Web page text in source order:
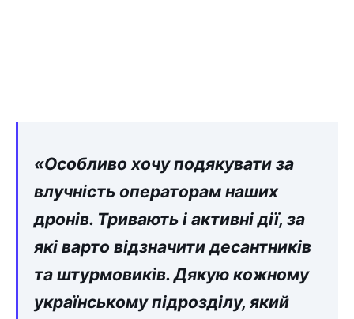
«Особливо хочу подякувати за
влучність операторам наших
дронів. Тривають і активні дії, за
які варто відзначити десантників
та штурмовиків. Дякую кожному
українському підрозділу, який